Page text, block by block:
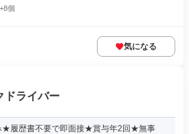
+8個
気になる
ドライバー
履歴書不要で即面接★賞与年2回★無事